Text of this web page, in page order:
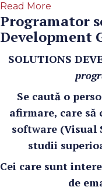
Read More
Programator
Development
SOLUTIONS
Se caută o
afirmare, care să
software (Visual
studii
Cei care sunt
de